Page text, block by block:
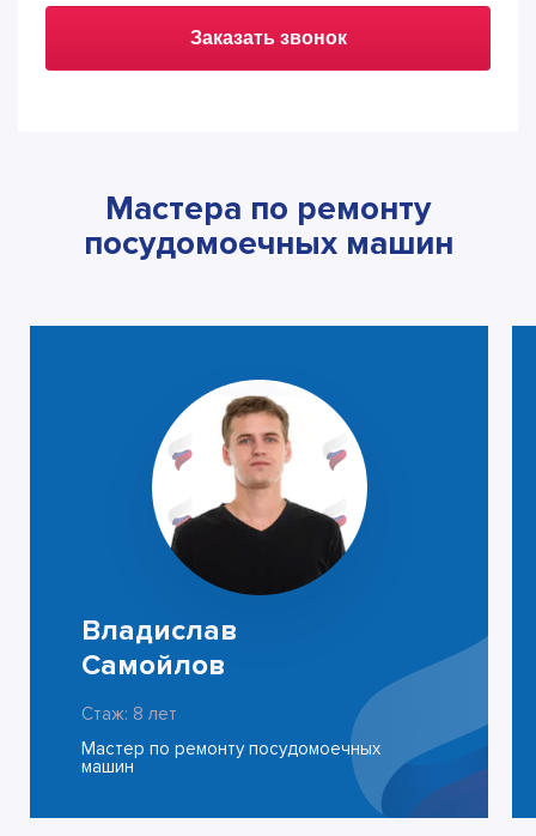
Заказать звонок
Мастера по ремонту
посудомоечных машин
Владислав
Самойлов
Стаж: 8 лет
Мастер по ремонту посудомоечных
машин